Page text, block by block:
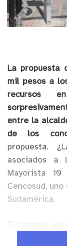
La propuesta
mil pesos a
recursos
entre la
de los
propuesta.
asociados a
Mayorista
Cencosud,
Sudamérica.
ninguno de